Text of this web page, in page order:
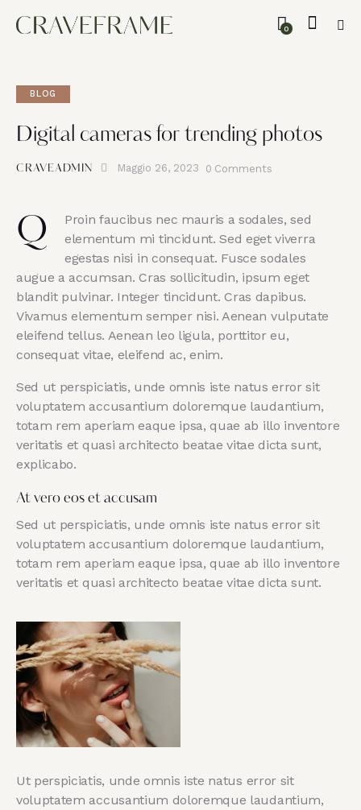
0
BLOG
Digital cameras for trending photos
CRAVEADMIN Maggio 26, 2023 0 Comments
Q
Proin faucibus nec mauris a sodales, sed
elementum mi tincidunt. Sed eget viverra
egestas nisi in consequat. Fusce sodales
augue a accumsan. Cras sollicitudin, ipsum eget
blandit pulvinar. Integer tincidunt. Cras dapibus.
Vivamus elementum semper nisi. Aenean vulputate
eleifend tellus. Aenean leo ligula, porttitor eu,
consequat vitae, eleifend ac, enim.
Sed ut perspiciatis, unde omnis iste natus error sit
voluptatem accusantium doloremque laudantium,
totam rem aperiam eaque ipsa, quae ab illo inventore
veritatis et quasi architecto beatae vitae dicta sunt,
explicabo.
At vero eos et accusam
Sed ut perspiciatis, unde omnis iste natus error sit
voluptatem accusantium doloremque laudantium,
totam rem aperiam eaque ipsa, quae ab illo inventore
veritatis et quasi architecto beatae vitae dicta sunt.
Ut perspiciatis, unde omnis iste natus error sit
voluptatem accusantium doloremque laudantium,